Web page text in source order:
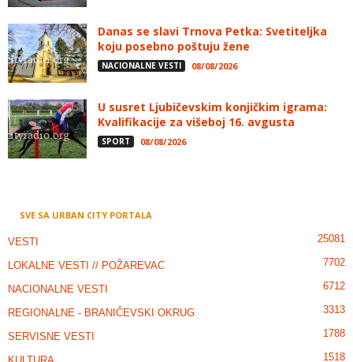
Danas se slavi Trnova Petka: Svetiteljka
koju posebno poštuju žene
NACIONALNE VESTI 08/08/2026
U susret Ljubičevskim konjičkim igrama:
Kvalifikacije za višeboj 16. avgusta
SPORT 08/08/2026
SVE SA URBAN CITY PORTALA
VESTI 25081
LOKALNE VESTI // POŽAREVAC 7702
NACIONALNE VESTI 6712
REGIONALNE - BRANIČEVSKI OKRUG 3313
SERVISNE VESTI 1788
1518